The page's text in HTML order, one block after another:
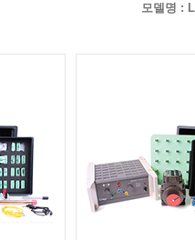
모델명 :